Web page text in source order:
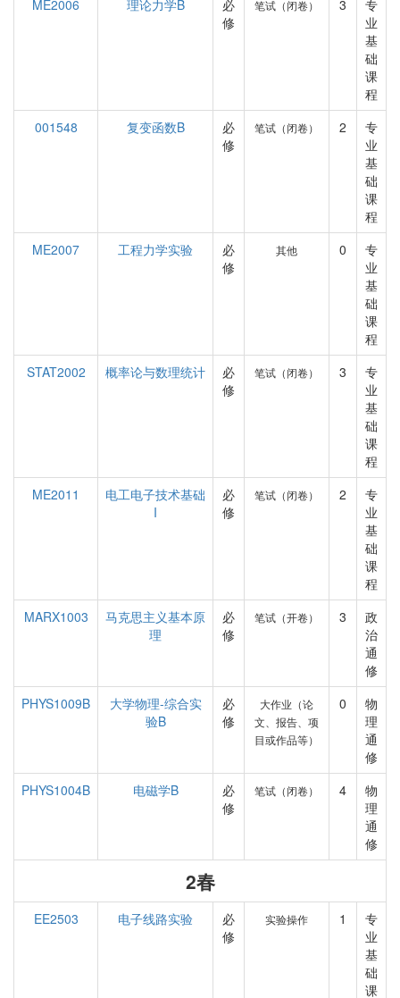
ME2006
理论力学B
必
修
笔试（闭卷） 3
专
业
基
础
课
程
001548
复变函数B
必
修
笔试（闭卷） 2
专
业
基
础
课
程
ME2007
工程力学实验
必
修
其他 0
专
业
基
础
课
程
STAT2002
概率论与数理统计
必
修
笔试（闭卷） 3
专
业
基
础
课
程
ME2011
电工电子技术基础
I
必
修
笔试（闭卷） 2
专
业
基
础
课
程
MARX1003
马克思主义基本原
理
必
修
笔试（开卷） 3
政
治
通
修
PHYS1009B
大学物理-综合实
验B
必
修
大作业（论
文、报告、项
目或作品等）
0
物
理
通
修
PHYS1004B
电磁学B
必
修
笔试（闭卷） 4
物
理
通
修
2春
EE2503 电子线路实验
必
修
实验操作 1
专
业
基
础
课